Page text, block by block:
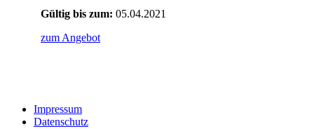
Gültig bis zum: 05.04.2021
zum Angebot
Impressum
Datenschutz